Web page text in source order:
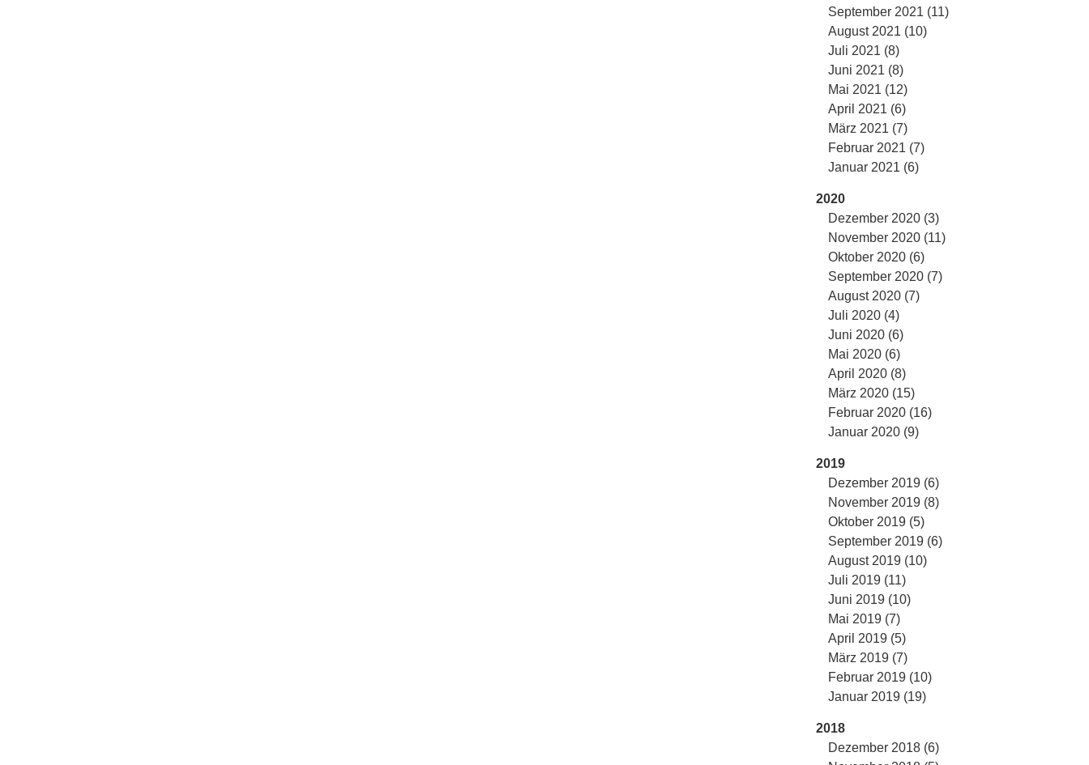
September 2021 (11)
August 2021 (10)
Juli 2021 (8)
Juni 2021 (8)
Mai 2021 (12)
April 2021 (6)
März 2021 (7)
Februar 2021 (7)
Januar 2021 (6)
2020
Dezember 2020 (3)
November 2020 (11)
Oktober 2020 (6)
September 2020 (7)
August 2020 (7)
Juli 2020 (4)
Juni 2020 (6)
Mai 2020 (6)
April 2020 (8)
März 2020 (15)
Februar 2020 (16)
Januar 2020 (9)
2019
Dezember 2019 (6)
November 2019 (8)
Oktober 2019 (5)
September 2019 (6)
August 2019 (10)
Juli 2019 (11)
Juni 2019 (10)
Mai 2019 (7)
April 2019 (5)
März 2019 (7)
Februar 2019 (10)
Januar 2019 (19)
2018
Dezember 2018 (6)